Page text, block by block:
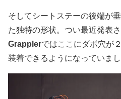
そしてシートステーの後端が
た独特の形状。つい最近発表
Grapplerではここにダボ穴が
装着できるようになっていまし